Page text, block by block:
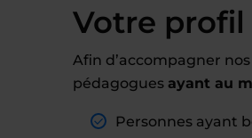
Votre
Afin d’accompagner
pédagogues ayant au
Personnes ayant